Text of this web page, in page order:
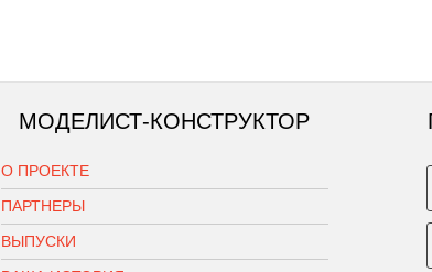
МОДЕЛИСТ-КОНСТРУКТОР
О ПРОЕКТЕ
ПАРТНЕРЫ
ВЫПУСКИ